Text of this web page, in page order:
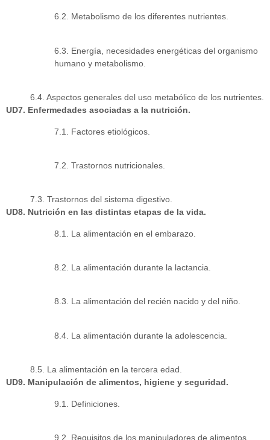
6.2. Metabolismo de los diferentes nutrientes.
6.3. Energía, necesidades energéticas del organismo
humano y metabolismo.
6.4. Aspectos generales del uso metabólico de los nutrientes.
UD7. Enfermedades asociadas a la nutrición.
7.1. Factores etiológicos.
7.2. Trastornos nutricionales.
7.3. Trastornos del sistema digestivo.
UD8. Nutrición en las distintas etapas de la vida.
8.1. La alimentación en el embarazo.
8.2. La alimentación durante la lactancia.
8.3. La alimentación del recién nacido y del niño.
8.4. La alimentación durante la adolescencia.
8.5. La alimentación en la tercera edad.
UD9. Manipulación de alimentos, higiene y seguridad.
9.1. Definiciones.
9.2. Requisitos de los manipuladores de alimentos.